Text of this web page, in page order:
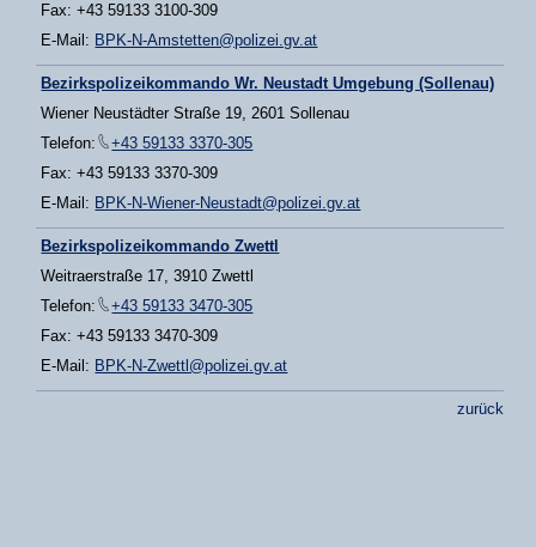
Fax: +43 59133 3100-309
E-Mail: BPK-N-Amstetten@polizei.gv.at
Bezirkspolizeikommando Wr. Neustadt Umgebung (Sollenau)
Wiener Neustädter Straße 19, 2601 Sollenau
Telefon:
+43 59133 3370-305
Fax: +43 59133 3370-309
E-Mail: BPK-N-Wiener-Neustadt@polizei.gv.at
Bezirkspolizeikommando Zwettl
Weitraerstraße 17, 3910 Zwettl
Telefon:
+43 59133 3470-305
Fax: +43 59133 3470-309
E-Mail: BPK-N-Zwettl@polizei.gv.at
zurück